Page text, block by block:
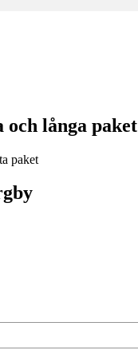
och långa paket